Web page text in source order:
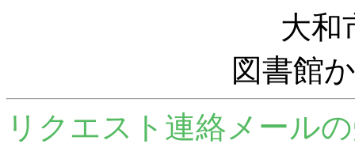
大和
図書館
リクエスト連絡メール